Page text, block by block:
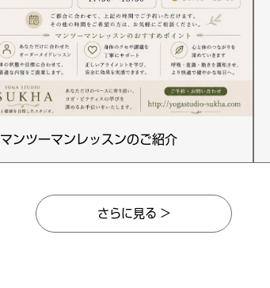
マンツーマンレッスンのご紹介
さらに見る >